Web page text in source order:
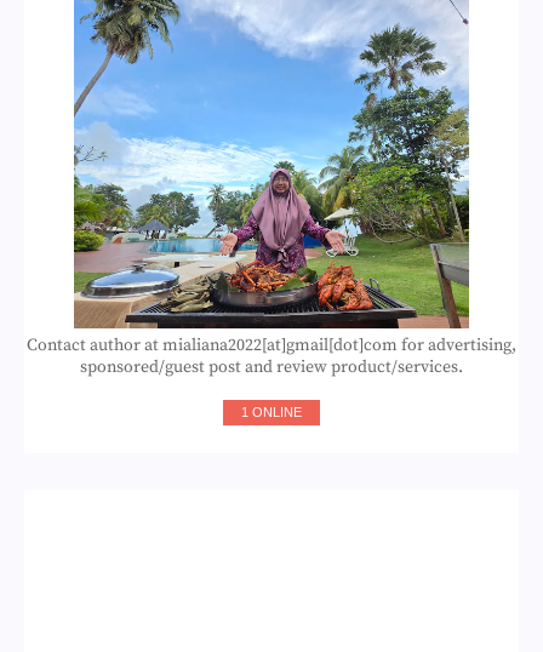
Contact author at mialiana2022[at]gmail[dot]com for advertising,
sponsored/guest post and review product/services.
1 ONLINE